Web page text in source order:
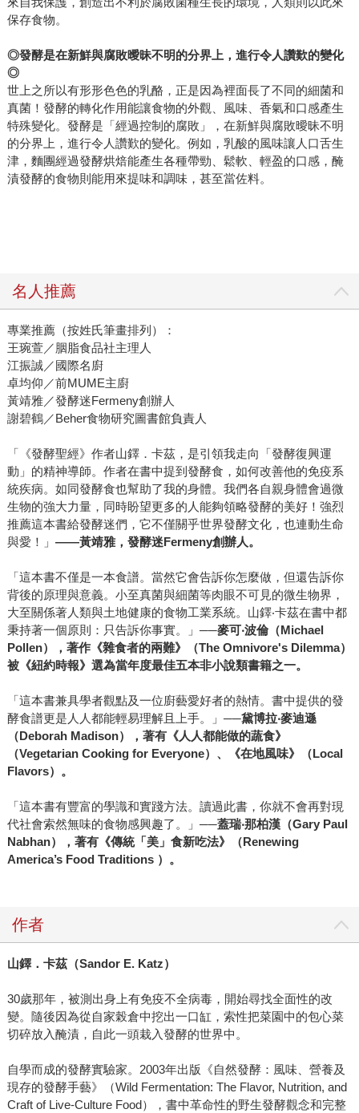
保存食物。
◎發酵是在新鮮與腐敗曖昧不明的分界上，進行令人讚歎的變化
◎
世上之所以有形形色色的乳酪，正是因為裡面長了不同的細菌和
真菌！發酵的轉化作用能讓食物的外觀、風味、香氣和口感產生
特殊變化。發酵是「經過控制的腐敗」，在新鮮與腐敗曖昧不明
的分界上，進行令人讚歎的變化。例如，乳酸的風味讓人口舌生
津，麵團經過發酵烘焙能產生各種帶勁、鬆軟、輕盈的口感，醃
漬發酵的食物則能用來提味和調味，甚至當佐料。
名人推薦
專業推薦（按姓氏筆畫排列）：
王琬萱／胭脂食品社主理人
江振誠／國際名廚
卓均仰／前MUME主廚
黃靖雅／發酵迷Fermeny創辦人
謝碧鶴／Beher食物研究圖書館負責人
「《發酵聖經》作者山鐸．卡茲，是引領我走向「發酵復興運
動」的精神導師。作者在書中提到發酵食，如何改善他的免疫系
統疾病。如同發酵食也幫助了我的身體。我們各自親身體會過微
生物的強大力量，同時盼望更多的人能夠領略發酵的美好！強烈
推薦這本書給發酵迷們，它不僅關乎世界發酵文化，也連動生命
與愛！」 ——黃靖雅，發酵迷Fermeny創辦人。
「這本書不僅是一本食譜。當然它會告訴你怎麼做，但還告訴你
背後的原理與意義。小至真菌與細菌等肉眼不可見的微生物界，
大至關係著人類與土地健康的食物工業系統。山鐸‧卡茲在書中都
秉持著一個原則：只告訴你事實。」 ──麥可‧波倫（Michael
Pollen），著作《雜食者的兩難》（The Omnivore's Dilemma）
被《紐約時報》選為當年度最佳五本非小說類書籍之一。
「這本書兼具學者觀點及一位廚藝愛好者的熱情。書中提供的發
酵食譜更是人人都能輕易理解且上手。」 ──黛博拉‧麥迪遜
（Deborah Madison），著有《人人都能做的蔬食》
（Vegetarian Cooking for Everyone）、《在地風味》（Local
Flavors）。
「這本書有豐富的學識和實踐方法。讀過此書，你就不會再對現
代社會索然無味的食物感興趣了。」 ──蓋瑞‧那柏漢（Gary Paul
Nabhan），著有《傳統「美」食新吃法》（Renewing
America’s Food Traditions ）。
作者
山鐸．卡茲（Sandor E. Katz）
30歲那年，被測出身上有免疫不全病毒，開始尋找全面性的改
變。隨後因為從自家榖倉中挖出一口缸，索性把菜園中的包心菜
切碎放入醃漬，自此一頭栽入發酵的世界中。
自學而成的發酵實驗家。2003年出版《自然發酵：風味、營養及
現存的發酵手藝》（Wild Fermentation: The Flavor, Nutrition, and
Craft of Live-Culture Food），書中革命性的野生發酵觀念和完整